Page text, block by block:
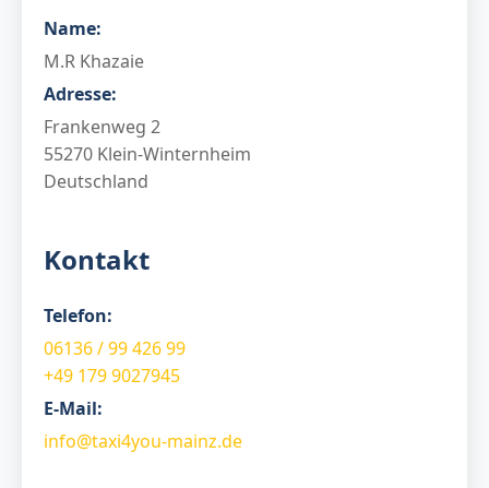
Name:
M.R Khazaie
Adresse:
Frankenweg 2
55270 Klein-Winternheim
Deutschland
Kontakt
Telefon:
06136 / 99 426 99
+49 179 9027945
E-Mail:
info@taxi4you-mainz.de